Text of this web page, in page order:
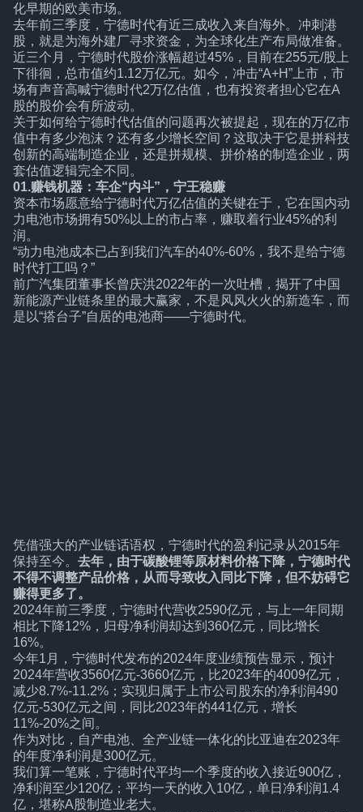
化早期的欧美市场。
去年前三季度，宁德时代有近三成收入来自海外。冲刺港
股，就是为海外建厂寻求资金，为全球化生产布局做准备。
近三个月，宁德时代股价涨幅超过45%，目前在255元/股上
下徘徊，总市值约1.12万亿元。如今，冲击“A+H”上市，市
场有声音高喊宁德时代2万亿估值，也有投资者担心它在A
股的股价会有所波动。
关于如何给宁德时代估值的问题再次被提起，现在的万亿市
值中有多少泡沫？还有多少增长空间？这取决于它是拼科技
创新的高端制造企业，还是拼规模、拼价格的制造企业，两
套估值逻辑完全不同。
01.赚钱机器：车企“内斗”，宁王稳赚
资本市场愿意给宁德时代万亿估值的关键在于，它在国内动
力电池市场拥有50%以上的市占率，赚取着行业45%的利
润。
“动力电池成本已占到我们汽车的40%-60%，我不是给宁德
时代打工吗？”
前广汽集团董事长曾庆洪2022年的一次吐槽，揭开了中国
新能源产业链条里的最大赢家，不是风风火火的新造车，而
是以“搭台子”自居的电池商——宁德时代。
凭借强大的产业链话语权，宁德时代的盈利记录从2015年
保持至今。 去年，由于碳酸锂等原材料价格下降，宁德时代
不得不调整产品价格，从而导致收入同比下降‌，但不妨碍它
赚得更多了。
2024年前三季度，宁德时代营收2590亿元，与上一年同期
相比下降12%，归母净利润却达到360亿元，同比增长
16%。
今年1月，宁德时代发布的2024年度业绩预告显示，预计
2024年营收3560亿元-3660亿元，比2023年的4009亿元，
减少8.7%-11.2%；实现归属于上市公司股东的净利润490
亿元-530亿元之间，同比2023年的441亿元，增长
11%-20%之间。
作为对比，自产电池、全产业链一体化的比亚迪在2023年
的年度净利润是300亿元。
我们算一笔账，宁德时代平均一个季度的收入接近900亿，
净利润至少120亿；平均一天的收入10亿，单日净利润1.4
亿，堪称A股制造业老大。